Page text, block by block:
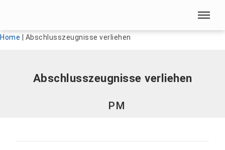
Menü überspringen
Home Abschlusszeugnisse verliehen
Abschlusszeugnisse verliehen
PM